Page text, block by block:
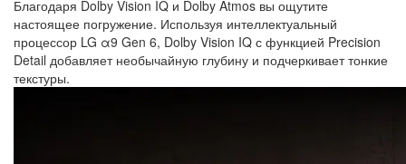
Благодаря Dolby Vision IQ и Dolby Atmos вы ощутите
настоящее погружение. Используя интеллектуальный
процессор LG α9 Gen 6, Dolby Vision IQ с функцией Precision
Detail добавляет необычайную глубину и подчеркивает тонкие
текстуры.